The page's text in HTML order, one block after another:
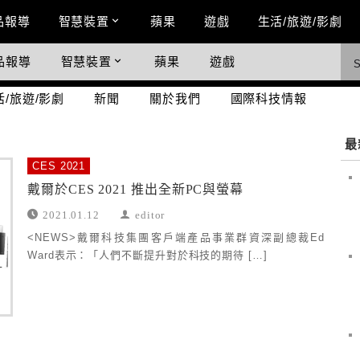
Menu
報導 智慧裝置 蘋果 遊戲 生活/旅遊/影劇
技情報
報導 智慧裝置 蘋果 遊戲
/旅遊/影劇 新聞 關於我們 國際科技情報
CES 2021
戴爾於CES 2021 推出全新PC與螢幕
2021.01.12 editor
<NEWS>戴爾科技集團客戶端產品事業群資深副總裁Ed
Ward表示：「人們不斷提升對於科技的期待 […]
最